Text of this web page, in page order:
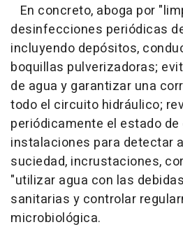
En concreto, aboga por
desinfecciones periódicas
incluyendo depósitos,
boquillas pulverizadoras;
de agua y garantizar una
todo el circuito hidráulico;
periódicamente el estado
instalaciones para detectar
suciedad, incrustaciones,
"utilizar agua con las
sanitarias y controlar
microbiológica.